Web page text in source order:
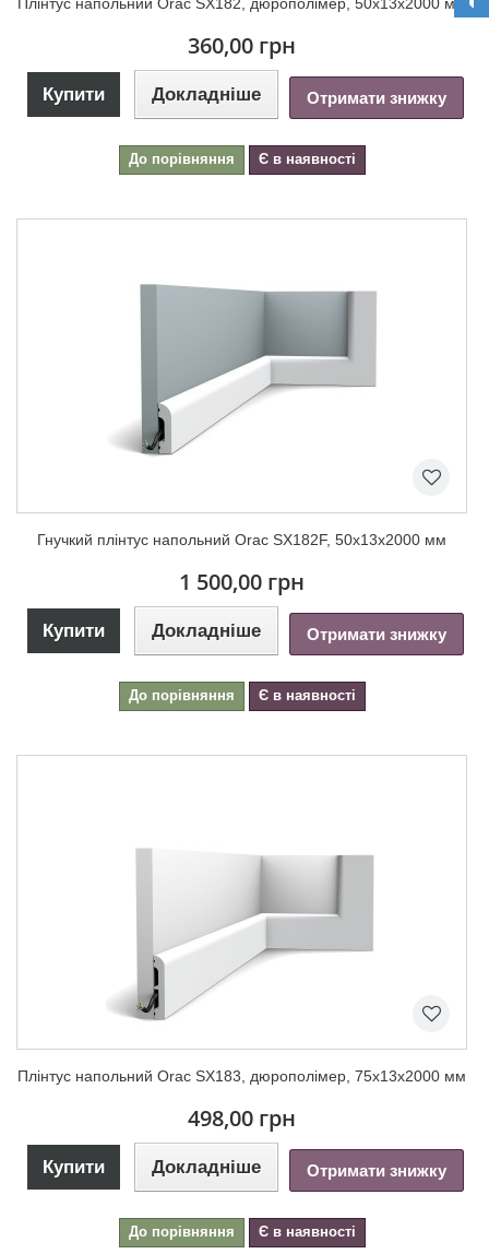
Плінтус напольний Orac SX182, дюрополімер, 50х13х2000 мм
360,00 грн
Купити Докладніше Отримати знижку
До порівняння Є в наявності
Гнучкий плінтус напольний Orac SX182F, 50х13х2000 мм
1 500,00 грн
Купити Докладніше Отримати знижку
До порівняння Є в наявності
Плінтус напольний Orac SX183, дюрополімер, 75х13х2000 мм
498,00 грн
Купити Докладніше Отримати знижку
До порівняння Є в наявності